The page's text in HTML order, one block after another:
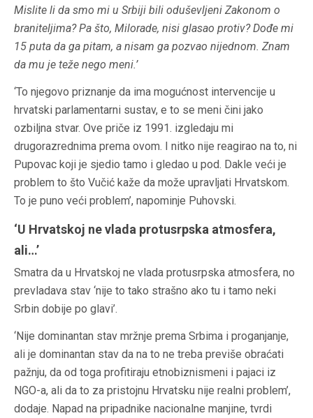
Mislite li da smo mi u Srbiji bili oduševljeni Zakonom o
braniteljima? Pa što, Milorade, nisi glasao protiv? Dođe mi
15 puta da ga pitam, a nisam ga pozvao nijednom. Znam
da mu je teže nego meni.’
‘To njegovo priznanje da ima mogućnost intervencije u
hrvatski parlamentarni sustav, e to se meni čini jako
ozbiljna stvar. Ove priče iz 1991. izgledaju mi
drugorazrednima prema ovom. I nitko nije reagirao na to, ni
Pupovac koji je sjedio tamo i gledao u pod. Dakle veći je
problem to što Vučić kaže da može upravljati Hrvatskom.
To je puno veći problem’, napominje Puhovski.
‘U Hrvatskoj ne vlada protusrpska atmosfera,
ali…’
Smatra da u Hrvatskoj ne vlada protusrpska atmosfera, no
prevladava stav ‘nije to tako strašno ako tu i tamo neki
Srbin dobije po glavi’.
‘Nije dominantan stav mržnje prema Srbima i proganjanje,
ali je dominantan stav da na to ne treba previše obraćati
pažnju, da od toga profitiraju etnobiznismeni i pajaci iz
NGO-a, ali da to za pristojnu Hrvatsku nije realni problem’,
dodaje. Napad na pripadnike nacionalne manjine, tvrdi